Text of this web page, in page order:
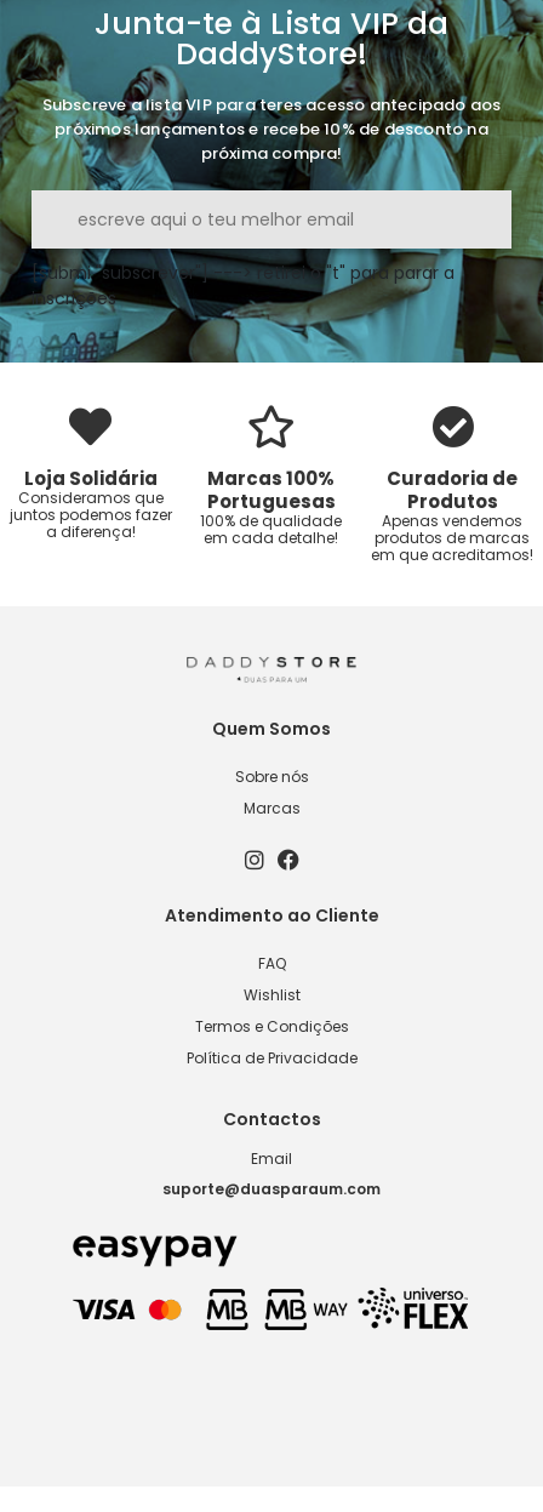
Junta-te à Lista VIP da
DaddyStore!
Subscreve a lista VIP para teres acesso antecipado aos
próximos lançamentos e recebe 10% de desconto na
próxima compra!
[submi "subscrever"] ---> retirei o "t" para parar a
inscrições
Loja Solidária
Consideramos que
juntos podemos fazer
a diferença!
Marcas 100%
Portuguesas
100% de qualidade
em cada detalhe!
Curadoria de
Produtos
Apenas vendemos
produtos de marcas
em que acreditamos!
Quem Somos
Sobre nós
Marcas
Atendimento ao Cliente
FAQ
Wishlist
Termos e Condições
Política de Privacidade
Contactos
Email
suporte@duasparaum.com